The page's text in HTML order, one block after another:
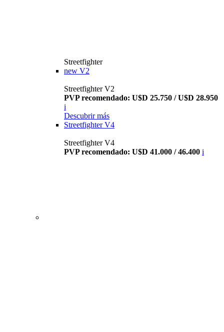
Streetfighter
new V2
Streetfighter V2
PVP recomendado: U$D 25.750 / U$D 28.950
i
Descubrir más
Streetfighter V4
Streetfighter V4
PVP recomendado: U$D 41.000 / 46.400 i